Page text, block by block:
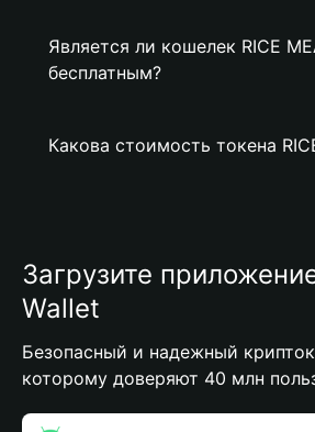
Является ли кошелек RICE
бесплатным?
Какова стоимость токена
Загрузите
Wallet
Безопасный и надежный
которому доверяют 40 млн